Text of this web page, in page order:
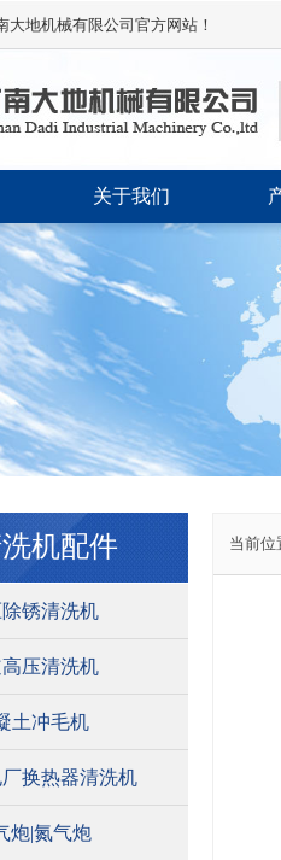
大地机械有限公司官方网站！
关于我们
机配件
锈清洗机
压清洗机
土冲毛机
换热器清洗机
炮|氮气炮
当前位